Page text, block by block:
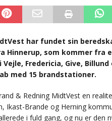
har fundet sin
Hinnerup, som kommer
Fredericia, Give,
med 15 brandstationer.
& Redning MidtVest en
Ikast-Brande og Herning
i fuld gang, og nu er den